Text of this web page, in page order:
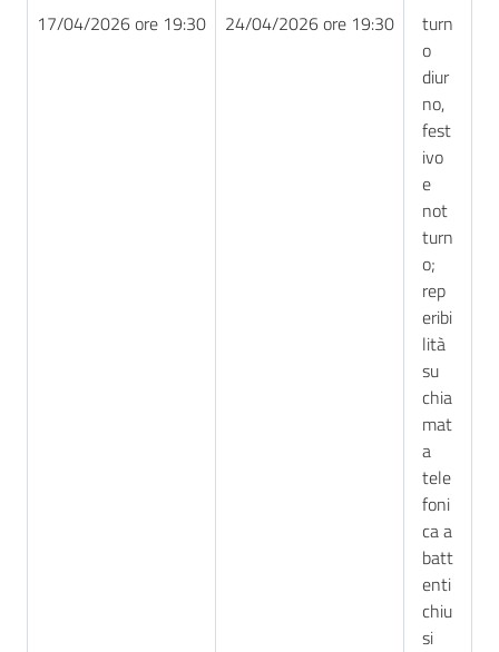
17/04/2026 ore 19:30 24/04/2026 ore 19:30
turn
o
diur
no,
fest
ivo
e
not
turn
o;
rep
eribi
lità
su
chia
mat
a
tele
foni
ca a
batt
enti
chiu
si